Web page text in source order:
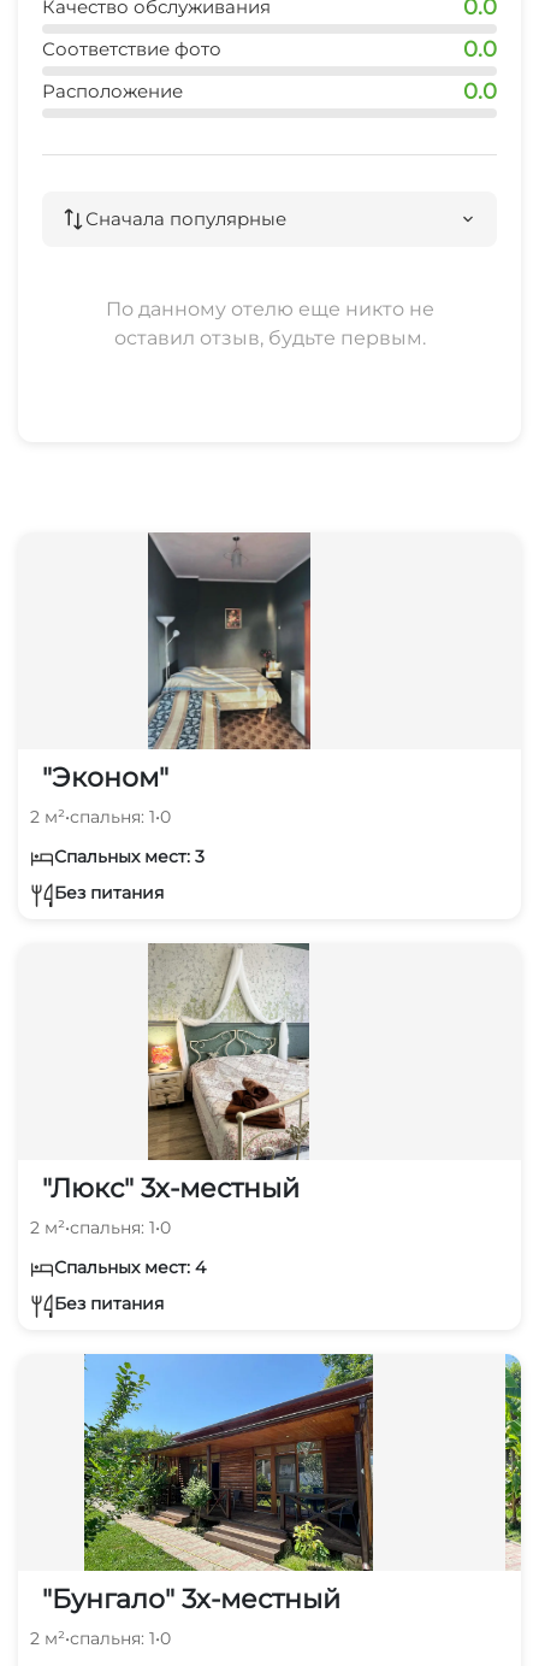
Катание на велосипеде
центр
30 мин
Номера для некурящих
Качество обслуживания 0.0
Соответствие фото 0.0
Расположение 0.0
Сначала популярные
По данному отелю еще никто не
оставил отзыв, будьте первым.
"Эконом"
2 м²•спальня: 1•0
Спальных мест: 3
Без питания
"Люкс" 3х-местный
2 м²•спальня: 1•0
Спальных мест: 4
Без питания
"Бунгало" 3х-местный
2 м²•спальня: 1•0